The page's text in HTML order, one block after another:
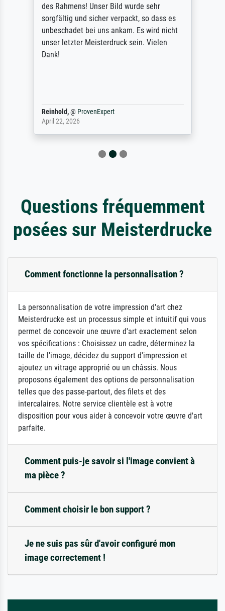
des Rahmens! Unser Bild wurde sehr
sorgfältig und sicher verpackt, so dass es
unbeschadet bei uns ankam. Es wird nicht
unser letzter Meisterdruck sein. Vielen
Dank!
Reinhold,@ ProvenExpert
April 22, 2026
Questions fréquemment
posées sur Meisterdrucke
Comment fonctionne la personnalisation ?
La personnalisation de votre impression d'art chez
Meisterdrucke est un processus simple et intuitif qui vous
permet de concevoir une œuvre d'art exactement selon
vos spécifications : Choisissez un cadre, déterminez la
taille de l'image, décidez du support d'impression et
ajoutez un vitrage approprié ou un châssis. Nous
proposons également des options de personnalisation
telles que des passe-partout, des filets et des
intercalaires. Notre service clientèle est à votre
disposition pour vous aider à concevoir votre œuvre d'art
parfaite.
Comment puis-je savoir si l'image convient à
ma pièce ?
Comment choisir le bon support ?
Je ne suis pas sûr d'avoir configuré mon
image correctement !